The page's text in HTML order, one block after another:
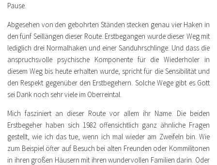
Pause.
Abgesehen von den gebohrten Ständen stecken genau vier Haken in
den fünf Seillängen dieser Route. Erstbegangen wurde dieser Weg mit
lediglich drei Normalhaken und einer Sanduhrschlinge. Und dass die
anspruchsvolle psychische Komponente für die Wiederholer in
diesem Weg bis heute erhalten wurde, spricht für die Sensibilität und
den Respekt gegenüber den Erstbegehern. Solche Wege gibt es Gott
sei Dank noch sehr viele im Oberreintal.
Mich fasziniert an dieser Route vor allem ihr Name. Die beiden
Erstbegeher haben sich 1982 offensichtlich ganz ähnliche Fragen
gestellt, wie ich das tue, wenn ich mal wieder am Zweifeln bin. Wie
zum Beispiel öfter auf Besuch bei alten Freunden oder Kommilitonen
in ihren großen Häusern mit ihren wundervollen Familien darin. Oder